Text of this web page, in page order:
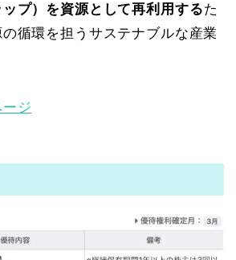
プ）を資源として再利用するた
循環を担うサステナブルな産業
ジ